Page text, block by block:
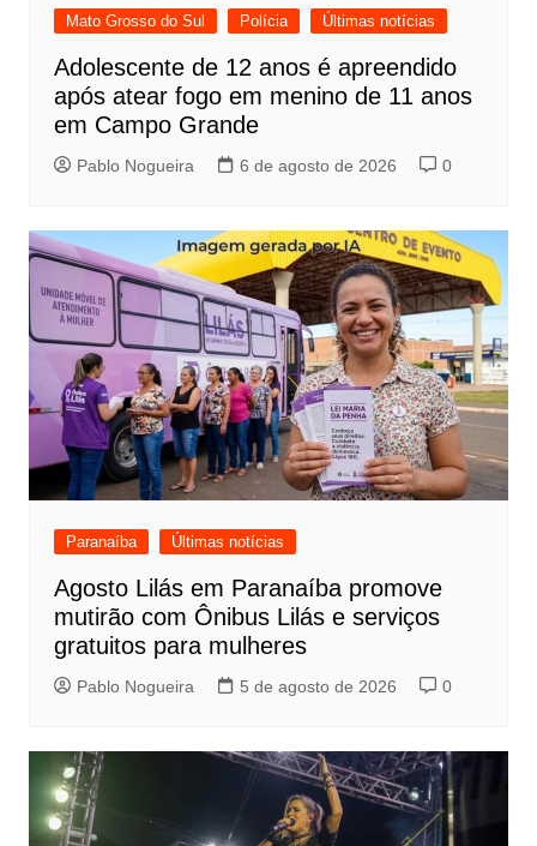
Mato Grosso do Sul Polícia Últimas notícias
Adolescente de 12 anos é apreendido
após atear fogo em menino de 11 anos
em Campo Grande
Pablo Nogueira 6 de agosto de 2026 0
Paranaíba Últimas notícias
Agosto Lilás em Paranaíba promove
mutirão com Ônibus Lilás e serviços
gratuitos para mulheres
Pablo Nogueira 5 de agosto de 2026 0